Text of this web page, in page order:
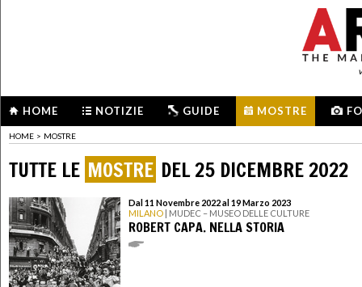
HOME NOTIZIE GUIDE MOSTRE
HOME > MOSTRE
TUTTE LE MOSTRE DEL 25 DICEMBRE 2022
Dal 11 Novembre 2022 al 19 Marzo 2023
MILANO | MUDEC – MUSEO DELLE CULTURE
ROBERT CAPA. NELLA STORIA